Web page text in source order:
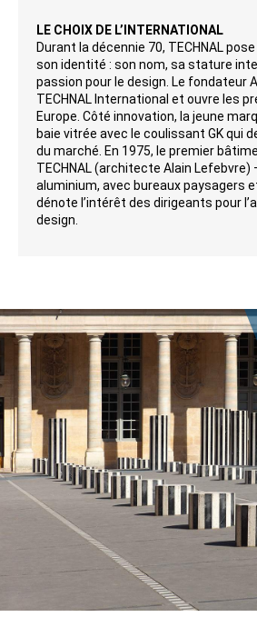
LE CHOIX DE L’INTERNATIONAL
Durant la décennie 70, TECHNAL
son identité : son nom, sa stature
passion pour le design. Le fondateur
TECHNAL International et ouvre les
Europe. Côté innovation, la jeune
baie vitrée avec le coulissant GK qui
du marché. En 1975, le premier
TECHNAL (architecte Alain Lefebvre)
aluminium, avec bureaux paysagers
dénote l’intérêt des dirigeants pour
design.